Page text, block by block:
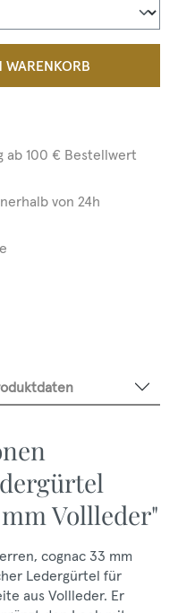
WARENKORB
ab 100 € Bestellwert
von 24h
Vollleder"
cognac 33 mm
Ledergürtel für
aus Vollleder. Er